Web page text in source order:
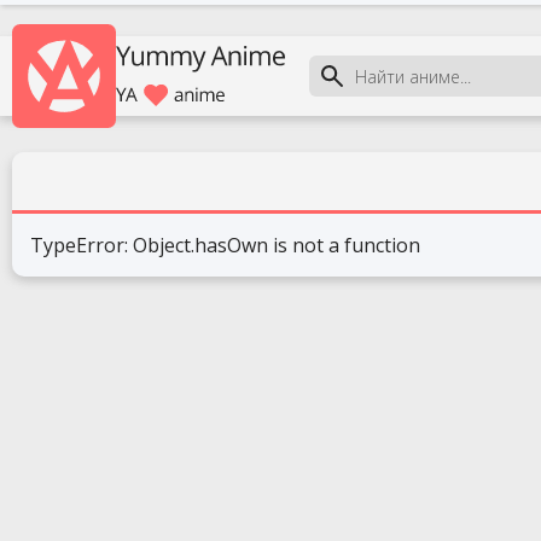
TypeError: Object.hasOwn is not a function